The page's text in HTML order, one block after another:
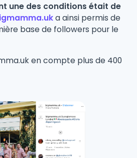
une des conditions était de
a ainsi permis de
base de followers pour le
en compte plus de 400